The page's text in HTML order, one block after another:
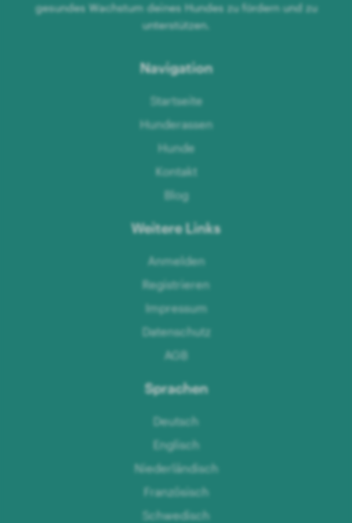
gesundes Wachstum deines Hundes zu fördern und zu
unterstützen.
Navigation
Startseite
Hunderassen
Hunde
Kontakt
Blog
Weitere Links
Anmelden
Registrieren
Impressum
Datenschutz
AGB
Sprachen
Deutsch
Englisch
Niederländisch
Französisch
Schwedisch